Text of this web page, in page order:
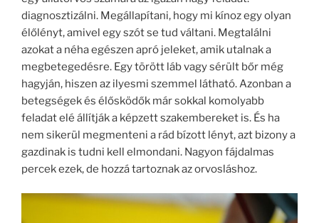
diagnosztizálni. Megállapítani, hogy mi kínoz egy olyan
élőlényt, amivel egy szót se tud váltani. Megtalálni
azokat a néha egészen apró jeleket, amik utalnak a
megbetegedésre. Egy törött láb vagy sérült bőr még
hagyján, hiszen az ilyesmi szemmel látható. Azonban a
betegségek és élősködők már sokkal komolyabb
feladat elé állítják a képzett szakembereket is. És ha
nem sikerül megmenteni a rád bízott lényt, azt bizony a
gazdinak is tudni kell elmondani. Nagyon fájdalmas
percek ezek, de hozzá tartoznak az orvosláshoz.